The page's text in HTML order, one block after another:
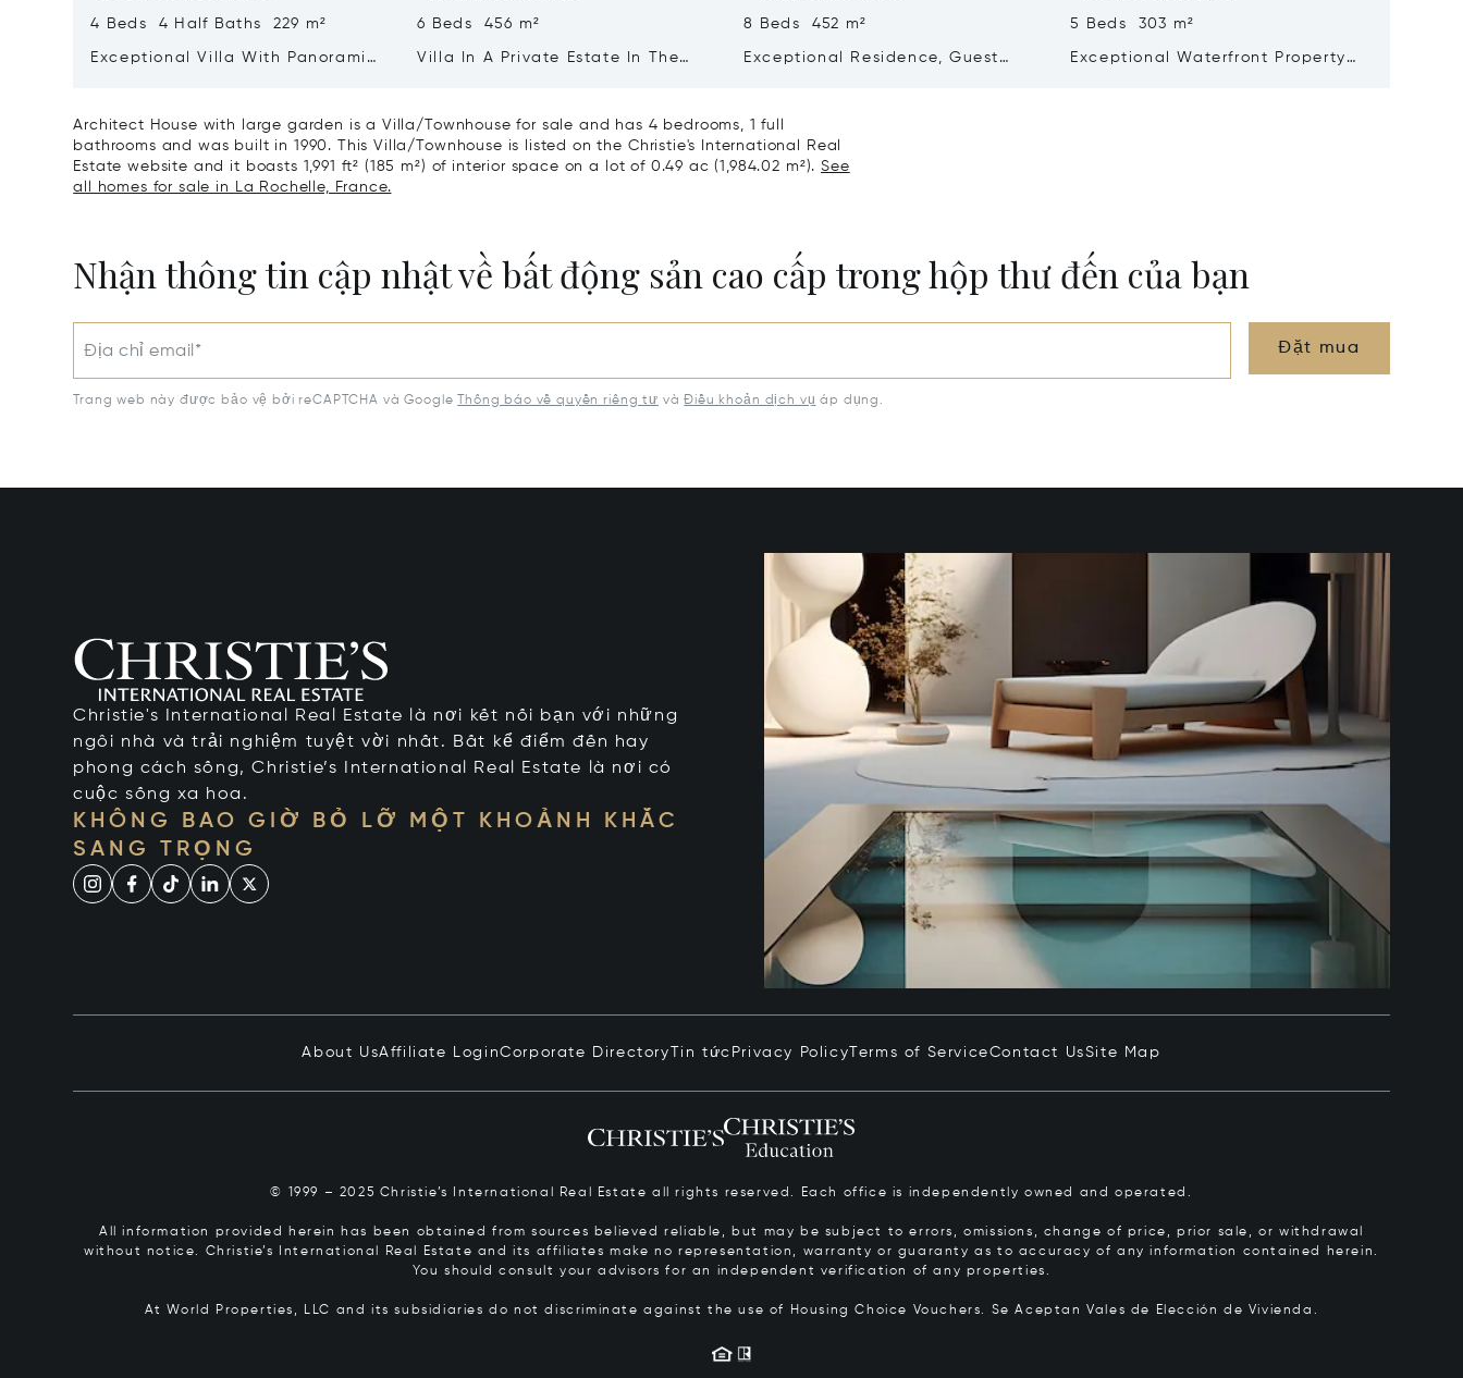
4 Beds 4 Half Baths 229 m²
Exceptional Villa With Panoramic
6 Beds 456 m²
Villa In A Private Estate In The
8 Beds 452 m²
Exceptional Residence, Guest
5 Beds 303 m²
Exceptional Waterfront Property
Architect House with large garden is a Villa/Townhouse for sale and has 4 bedrooms, 1 full
bathrooms and was built in 1990. This Villa/Townhouse is listed on the Christie's International Real
Estate website and it boasts 1,991 ft² (185 m²) of interior space on a lot of 0.49 ac (1,984.02 m²).See
all homes for sale in La Rochelle, France.
Nhận thông tin cập nhật về bất động sản cao cấp trong hộp thư đến của bạn
Địa chỉ email* Đặt mua
Trang web này được bảo vệ bởi reCAPTCHA và Google Thông báo về quyền riêng tư vàĐiều khoản dịch vụ áp dụng.
Christie's International Real Estate là nơi kết nối bạn với những
ngôi nhà và trải nghiệm tuyệt vời nhất. Bất kể điểm đến hay
phong cách sống, Christie’s International Real Estate là nơi có
cuộc sống xa hoa.
KHÔNG BAO GIỜ BỎ LỠ MỘT KHOẢNH KHẮC
SANG TRỌNG
About UsAffiliate LoginCorporate Directory Tin tức Privacy Policy Terms of ServiceContact UsSite Map
© 1999 – 2025 Christie’s International Real Estate all rights reserved. Each office is independently owned and operated.
All information provided herein has been obtained from sources believed reliable, but may be subject to errors, omissions, change of price, prior sale, or withdrawal
without notice. Christie’s International Real Estate and its affiliates make no representation, warranty or guaranty as to accuracy of any information contained herein.
You should consult your advisors for an independent verification of any properties.
At World Properties, LLC and its subsidiaries do not discriminate against the use of Housing Choice Vouchers. Se Aceptan Vales de Elección de Vivienda.